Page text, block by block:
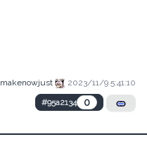
makenowjust
2023/11/9 5:41:10
#95a2134
0